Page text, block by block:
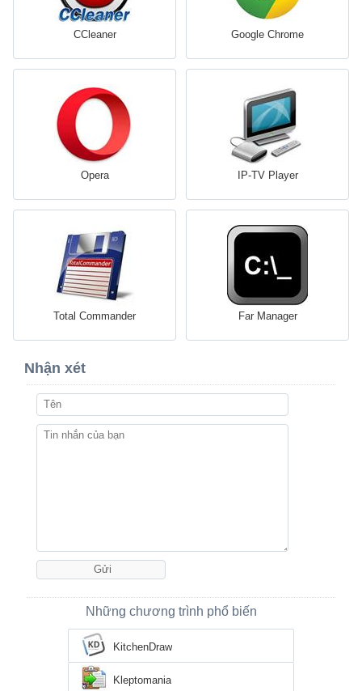
CCleaner Google Chrome
Opera IP-TV Player
Total Commander Far Manager
Nhận xét
Những chương trình phổ biến
KitchenDraw
Kleptomania